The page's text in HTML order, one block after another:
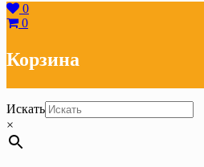
0
0
Корзина
Искать
×